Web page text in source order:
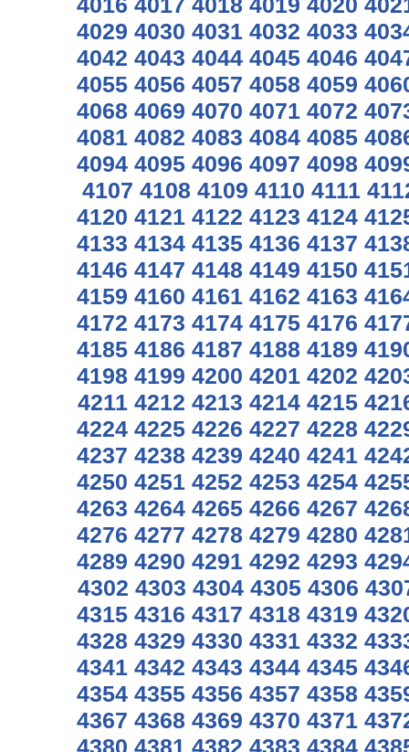
4029 4030 4031 4032 4033
4042 4043 4044 4045 4046
4055 4056 4057 4058 4059
4068 4069 4070 4071 4072
4081 4082 4083 4084 4085
4094 4095 4096 4097 4098
4107 4108 4109 4110 4111
4120 4121 4122 4123 4124
4133 4134 4135 4136 4137
4146 4147 4148 4149 4150
4159 4160 4161 4162 4163
4172 4173 4174 4175 4176
4185 4186 4187 4188 4189
4198 4199 4200 4201 4202
4211 4212 4213 4214 4215
4224 4225 4226 4227 4228
4237 4238 4239 4240 4241
4250 4251 4252 4253 4254
4263 4264 4265 4266 4267
4276 4277 4278 4279 4280
4289 4290 4291 4292 4293
4302 4303 4304 4305 4306
4315 4316 4317 4318 4319
4328 4329 4330 4331 4332
4341 4342 4343 4344 4345
4354 4355 4356 4357 4358
4367 4368 4369 4370 4371
4380 4381 4382 4383 4384